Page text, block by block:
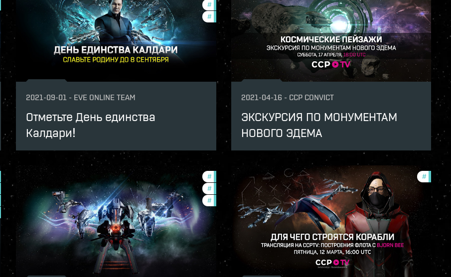
#ccptv
#offers
2021-09-01 - EVE ONLINE TEAM
Отметьте День единства
Калдари!
2021-04-16 - CCP CONVICT
ЭКСКУРСИЯ ПО МОНУМЕНТАМ
НОВОГО ЭДЕМА
reign-2021-quadrant-1
in-game-events
pvp
ccptv
#community
#ccptv
#offers
#ccptv